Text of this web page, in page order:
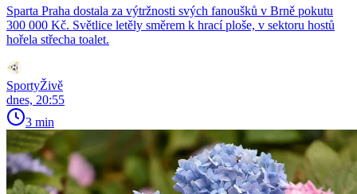
Sparta Praha dostala za výtržnosti svých fanoušků v Brně pokutu
300 000 Kč. Světlice letěly směrem k hrací ploše, v sektoru hostů
hořela střecha toalet.
SportyŽivě
dnes, 20:55
3 min